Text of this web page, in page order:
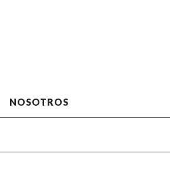
NOSOTROS